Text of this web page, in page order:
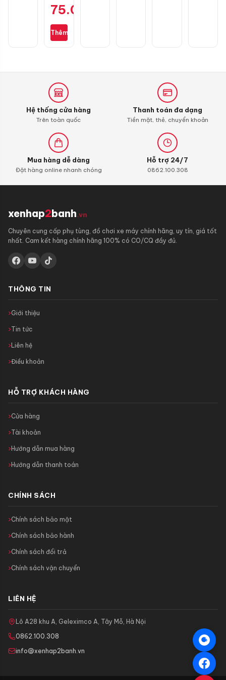
cho
S110,
RSX
110
(bình
xăng
con)
75.000
Thêm
Hệ thống cửa hàng
Trên toàn quốc
Thanh toán đa dạng
Tiền mặt, thẻ, chuyển khoản
Mua hàng dễ dàng
Đặt hàng online nhanh chóng
Hỗ trợ 24/7
0862.100.308
xenhap2banh.vn
Chuyên cung cấp phụ tùng, đồ chơi xe máy chính hãng, uy tín, giá tốt
nhất. Cam kết hàng chính hãng 100% có CO/CQ đầy đủ.
THÔNG TIN
Giới thiệu
Tin tức
Liên hệ
Điều khoản
HỖ TRỢ KHÁCH HÀNG
Cửa hàng
Tài khoản
Hướng dẫn mua hàng
Hướng dẫn thanh toán
CHÍNH SÁCH
Chính sách bảo mật
Chính sách bảo hành
Chính sách đổi trả
Chính sách vận chuyển
LIÊN HỆ
Lô A28 khu A, Geleximco A, Tây Mỗ, Hà Nội
0862.100.308
info@xenhap2banh.vn